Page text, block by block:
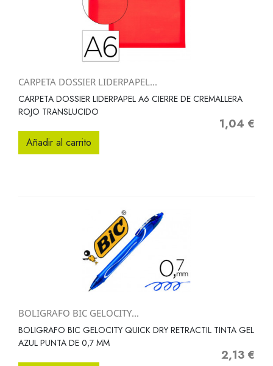
CARPETA DOSSIER LIDERPAPEL...
CARPETA DOSSIER LIDERPAPEL A6 CIERRE DE CREMALLERA
ROJO TRANSLUCIDO
Precio
1,04 €
Añadir al carrito
BOLIGRAFO BIC GELOCITY...
BOLIGRAFO BIC GELOCITY QUICK DRY RETRACTIL TINTA GEL
AZUL PUNTA DE 0,7 MM
Precio
2,13 €